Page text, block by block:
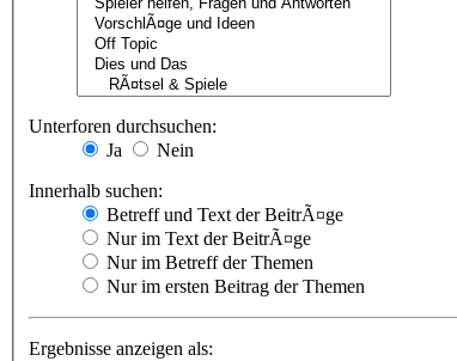
Unterforen durchsuchen:
Ja
Nein
Innerhalb suchen:
Betreff und Text der BeitrÃ¤ge
Nur im Text der BeitrÃ¤ge
Nur im Betreff der Themen
Nur im ersten Beitrag der Themen
Ergebnisse anzeigen als: